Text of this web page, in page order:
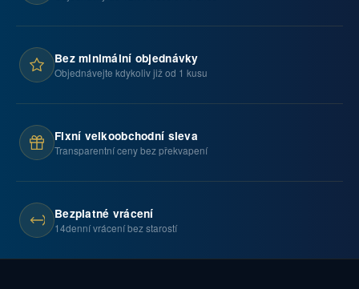
Bez minimální objednávky
Objednávejte kdykoliv již od 1 kusu
Fixní velkoobchodní sleva
Transparentní ceny bez překvapení
Bezplatné vrácení
14denní vrácení bez starostí